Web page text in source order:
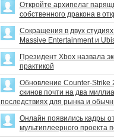
Откройте архипелаг
собственного дракона в
Сокращения в двух
Massive Entertainment и
Президент Xbox назвала
практикой
Обновление Counter-Strike
скинов почти на два
последствиях для рынка и
Онлайн появились кадры
мультиплеерного проекта